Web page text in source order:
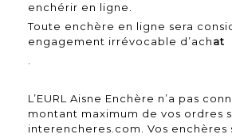
enchérir en ligne.
Toute enchère en ligne sera
engagement irrévocable d’achat
.
L’EURL Aisne Enchère n’a pas
montant maximum de vos ordres
interencheres.com. Vos enchères